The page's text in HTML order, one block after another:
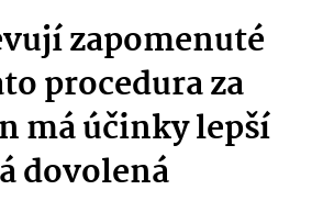
zapomenuté
procedura za
má účinky lepší
dovolená